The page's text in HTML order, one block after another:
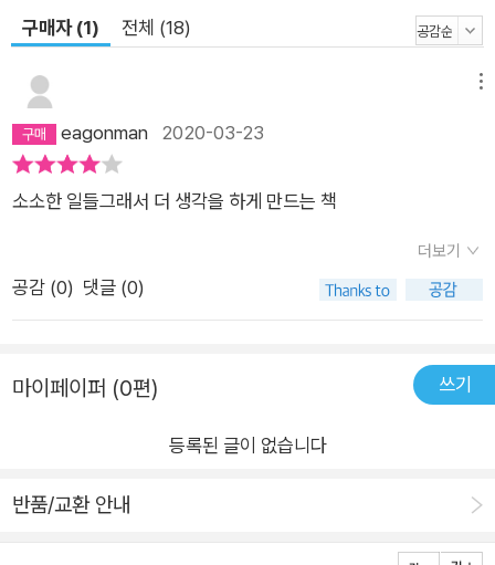
시절, 찰스 슐츠 학교에서 자란 것이나 마찬가지 아닌가. - 아마존
독자 Robert 내 딸은 스누피와 이 책을 사랑한다. 처음부터 끝까
지 이 책을 몇 번이나 읽었는지 모른다. - 아마존 독자 Ellyn 5살
아들도 좋아하는 책! 창의적인 레이아웃, 예쁘게 채색된 그림, 한
가지 이야기로 구성되어 정말 좋아한다. - 아마존 독자 P. Vannu
cci 이 책은 여전히 멋지다! - 아마존 독자 MrAmazon
구매자 (1) 전체 (18)
eagonman 2020-03-23
소소한 일들그래서 더 생각을 하게 만드는 책
더보기
공감 (0) 댓글 (0)
마이페이퍼 (0편) 쓰기
등록된 글이 없습니다
반품/교환 안내